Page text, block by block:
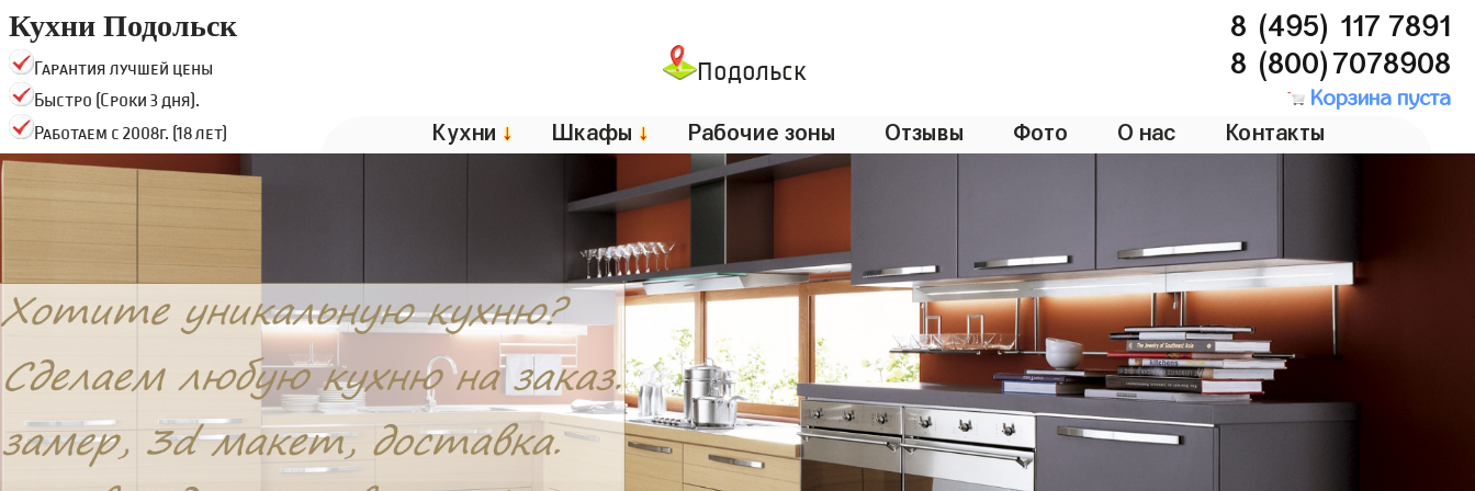
Кухни Подольск
Гарантия лучшей цены
Быстро (Сроки 3 дня).
Работаем с 2008г. (18 лет)
Подольск
8 (495) 117 7891
8 (800)7078908
Корзина пуста
Кухни ↓ Шкафы ↓ Рабочие зоны Отзывы Фото О нас Контакты